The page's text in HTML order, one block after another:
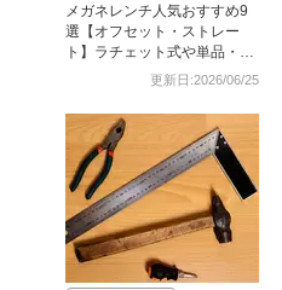
メガネレンチ人気おすすめ9
選【オフセット・ストレー
ト】ラチェット式や単品・セ
更新日:2026/06/25